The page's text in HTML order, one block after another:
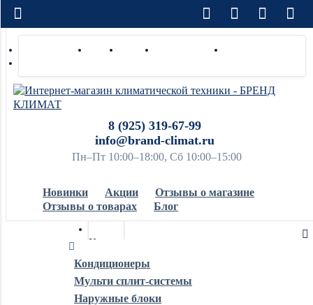
Доставка по РФ Оплата Монтаж Сотрудничество
8 (925) 319-67-99
info@brand-climat.ru
Пн–Пт 10:00–18:00, Сб 10:00–15:00
Новинки Акции
Отзывы о магазине
Отзывы о товарах
Блог
Кондиционеры
Обогреватели
Кондиционеры
Мульти сплит-системы
Наружные блоки